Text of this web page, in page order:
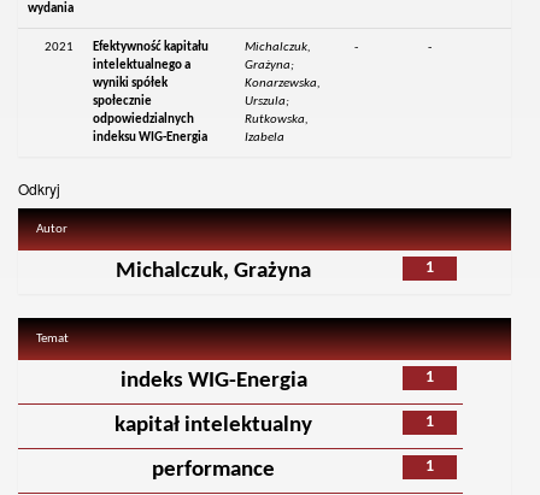
wydania
2021
Efektywność kapitału
intelektualnego a
wyniki spółek
społecznie
odpowiedzialnych
indeksu WIG-Energia
Michalczuk,
Grażyna;
Konarzewska,
Urszula;
Rutkowska,
Izabela
- -
Odkryj
Autor
1
Michalczuk, Grażyna
Temat
1
indeks WIG-Energia
1
kapitał intelektualny
1
performance